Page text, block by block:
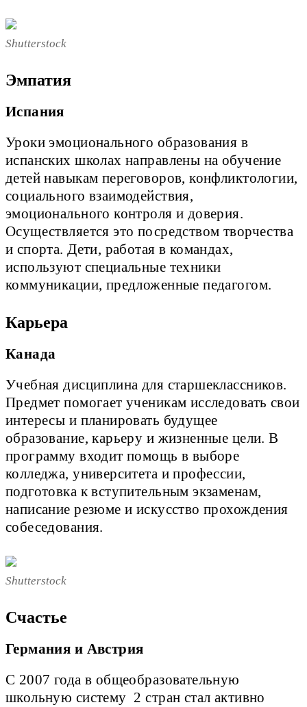
Shutterstock
Эмпатия
Испания
Уроки эмоционального образования в
испанских школах направлены на обучение
детей навыкам переговоров, конфликтологии,
социального взаимодействия,
эмоционального контроля и доверия.
Осуществляется это посредством творчества
и спорта. Дети, работая в командах,
используют специальные техники
коммуникации, предложенные педагогом.
Карьера
Канада
Учебная дисциплина для старшеклассников.
Предмет помогает ученикам исследовать свои
интересы и планировать будущее
образование, карьеру и жизненные цели. В
программу входит помощь в выборе
колледжа, университета и профессии,
подготовка к вступительным экзаменам,
написание резюме и искусство прохождения
собеседования.
Shutterstock
Счастье
Германия и Австрия
С 2007 года в общеобразовательную
школьную систему 2 стран стал активно